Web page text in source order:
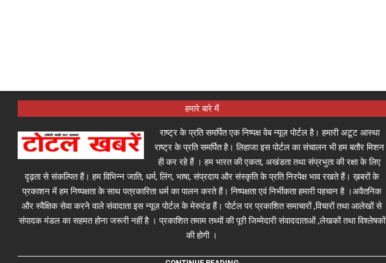
हमारे बारे में
राष्ट्र के प्रति समर्पित एक निष्पक्ष वेब न्यूज़ पोर्टल है। हमारी अटूट आस्था
राष्ट्र के प्रति समर्पित है। लिहाजा इस पोर्टल का संचालन भी हम बतौर मिशन
ही कर रहे हैं । हम भारत की एकता, अखंडता तथा संप्रभुता की रक्षा के लिए
दृढ़ता से संकल्पित हैं। हम विभिन्न जाति, धर्म, लिंग, भाषा, संप्रदाय और संस्कृति के प्रति निरपेक्ष भाव रखते हैं। ख़बरों के
प्रकाशन में हम निष्पक्षता के साथ पत्रकारिता धर्म का पालन करते हैं। निष्पक्षता एवं निर्भीकता हमारी पहचान है ।अवैतनिक
और स्वैक्षिक सेवा करने वाले संवादाता इस न्यूज़ पोर्टल के मेरुदंड हैं। पोर्टल पर प्रकाशित समाचारों ,विचारों तथा आलेखों से
संपादक मंडल का सहमत होना जरूरी नहीं है । प्रकाशित तमाम तथ्यों की पूरी जिम्मेदारी संवाददाताओं ,लेखकों तथा विश्लेषकों
की होगी ।